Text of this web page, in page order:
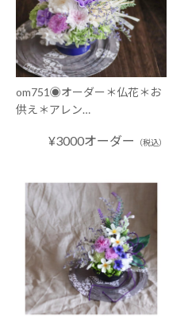
om751◉オーダー＊仏花＊お
供え＊アレン…
¥3000オーダー （税込）